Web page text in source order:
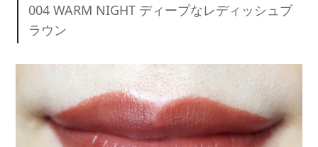
004 WARM NIGHT ディープなレディッシュブ
ラウン